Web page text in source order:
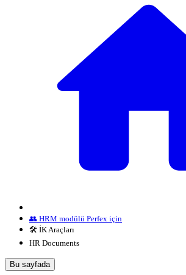
👥 HRM modülü Perfex için
🛠️ İK Araçları
HR Documents
Bu sayfada